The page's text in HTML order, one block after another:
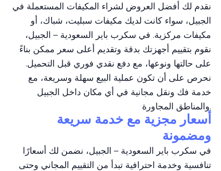
نقدم لك أفضل العروض لشراء المكيفات المستعملة في
الجبيل، سواء كانت لديك مكيفات سبليت، شباك، أو
مكيفات مركزية. في سكرب باير السعودية – الجبيل،
نقوم بتقييم أجهزتك بدقة وتقديم أعلى سعر ممكن بناءً
على حالتها ونوعها، مع دفع نقدي فوري قبل التحميل.
نحرص على أن تكون عملية البيع سهلة وسريعة، مع
خدمة فك ونقل مجانية في أي مكان داخل الجبيل
والمناطق المجاورة.
أسعار مجزية مع خدمة سريعة
ومضمونة
في سكرب باير السعودية – الجبيل، نضمن لك أسعارًا
تنافسية وخدمة احترافية تبدأ من التقييم المجاني وحتى